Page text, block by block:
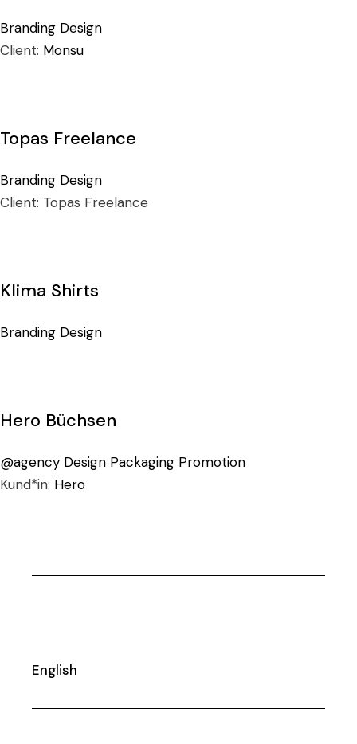
Branding Design
Client: Monsu
Topas Freelance
Branding Design
Client: Topas Freelance
Klima Shirts
Branding Design
Hero Büchsen
@agency Design Packaging Promotion
Kund*in: Hero
English